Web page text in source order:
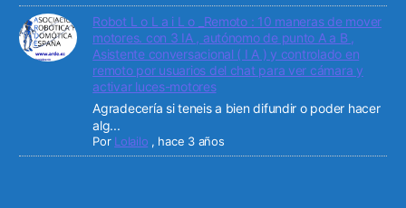
Robot L o L a i L o _Remoto : 10 maneras de mover
motores. con 3 IA , autónomo de punto A a B ,
Asistente conversacional ( I A ) y controlado en
remoto por usuarios del chat para ver cámara y
activar luces-motores
Agradecería si teneis a bien difundir o poder hacer
alg...
Por Lolailo , hace 3 años